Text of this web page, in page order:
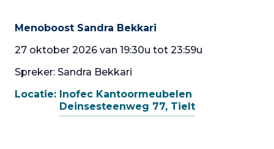
Menoboost Sandra Bekkari
27 oktober 2026 van 19:30u tot 23:59u
Spreker: Sandra Bekkari
Locatie: Inofec Kantoormeubelen
Deinsesteenweg 77, Tielt